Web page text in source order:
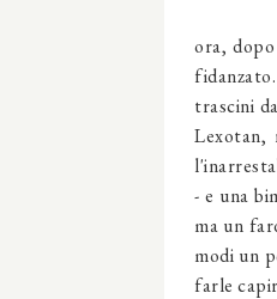
ora,
trascini
Lexotan,
- e una
ma un
modi un
farle